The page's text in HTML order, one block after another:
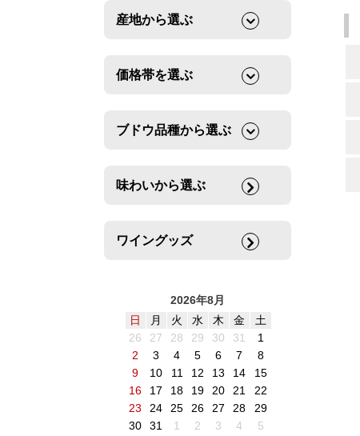
産地から選ぶ
価格帯を選ぶ
ブドウ品種から選ぶ
味わいから選ぶ
ワイングッズ
2026年8月
日
月 火 水 木 金
土
26
27 28 29 30 31
1
2
3 4 5 6 7
8
9
10 11 12 13 14
15
16
17 18 19 20 21
22
23
24 25 26 27 28
29
30
31 1 2 3 4
5